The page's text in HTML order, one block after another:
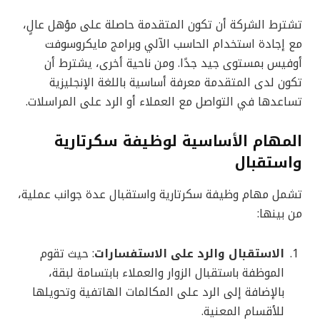
تشترط الشركة أن تكون المتقدمة حاصلة على مؤهل عالٍ،
مع إجادة استخدام الحاسب الآلي وبرامج مايكروسوفت
أوفيس بمستوى جيد جدًا. ومن ناحية أخرى، يشترط أن
تكون لدى المتقدمة معرفة أساسية باللغة الإنجليزية
تساعدها في التواصل مع العملاء أو الرد على المراسلات.
المهام الأساسية لوظيفة سكرتارية
واستقبال
تشمل مهام وظيفة سكرتارية واستقبال عدة جوانب عملية،
من بينها:
الاستقبال والرد على الاستفسارات: حيث تقوم
الموظفة باستقبال الزوار والعملاء بابتسامة لبقة،
بالإضافة إلى الرد على المكالمات الهاتفية وتحويلها
للأقسام المعنية.